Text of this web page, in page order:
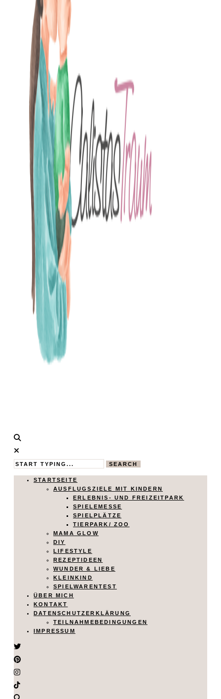
Calistas
Traum
MAMABLOG
SEARCH
STARTSEITE
AUSFLUGSZIELE MIT KINDERN
ERLEBNIS- UND FREIZEITPARK
SPIELEMESSE
SPIELPLÄTZE
TIERPARK/ ZOO
MAMA GLOW
DIY
LIFESTYLE
REZEPTIDEEN
WUNDER & LIEBE
KLEINKIND
SPIELWARENTEST
ÜBER MICH
KONTAKT
DATENSCHUTZERKLÄRUNG
TEILNAHMEBEDINGUNGEN
IMPRESSUM